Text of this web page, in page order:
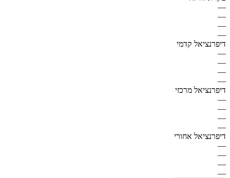
—
—
—
—
דיפרנציאל קדמי
—
—
—
—
דיפרנציאל מרכזי
—
—
—
—
דיפרנציאל אחורי
—
—
—
—